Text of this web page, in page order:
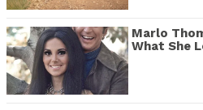
Marlo
What She